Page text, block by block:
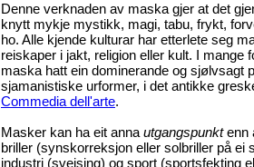
Denne verknaden av maska gjer at det
knytt mykje mystikk, magi, tabu, frykt,
ho. Alle kjende kulturar har etterlete seg
reiskaper i jakt, religion eller kult. I mange
maska hatt ein dominerande og sjølvsagt
sjamanistiske urformer, i det antikke
Commedia dell'arte.
Masker kan ha eit anna utgangspunktenn
briller (synskorreksjon eller solbriller på ei
industri (sveising) og sport (sportsfekting